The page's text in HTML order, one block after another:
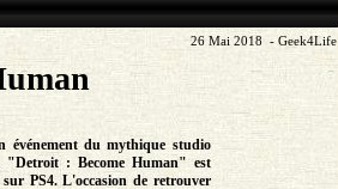
26 Mai 2018 - Geek4Life
événement du mythique studio
"Detroit : Become Human" est
PS4. L'occasion de retrouver